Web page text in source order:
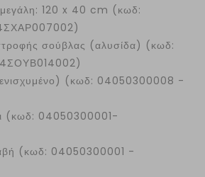
120 x 40 cm (κωδ:
σούβλας (αλυσίδα) (κωδ:
(κωδ: 04050300008 -
(κωδ: 04050300001-
(κωδ: 04050300001 -